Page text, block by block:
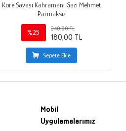
Kore Savaşı Kahramanı Gazi Mehmet
Parmaksız
%25
240,00 TL
180,00 TL
Sepete Ekle
Mobil
Uygulamalarımız